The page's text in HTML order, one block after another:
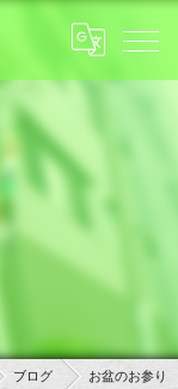
ブログ お盆のお参り